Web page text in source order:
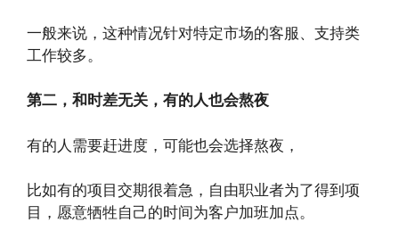
一般来说，这种情况针对特定市场的客服、支持类
工作较多。
第二，和时差无关，有的人也会熬夜
有的人需要赶进度，可能也会选择熬夜，
比如有的项目交期很着急，自由职业者为了得到项
目，愿意牺牲自己的时间为客户加班加点。